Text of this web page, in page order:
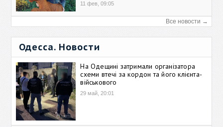
11 фев, 09:05
Все новости →
Одесса. Новости
На Одещині затримали організатора
схеми втечі за кордон та його клієнта-
військового
29 май, 20:01